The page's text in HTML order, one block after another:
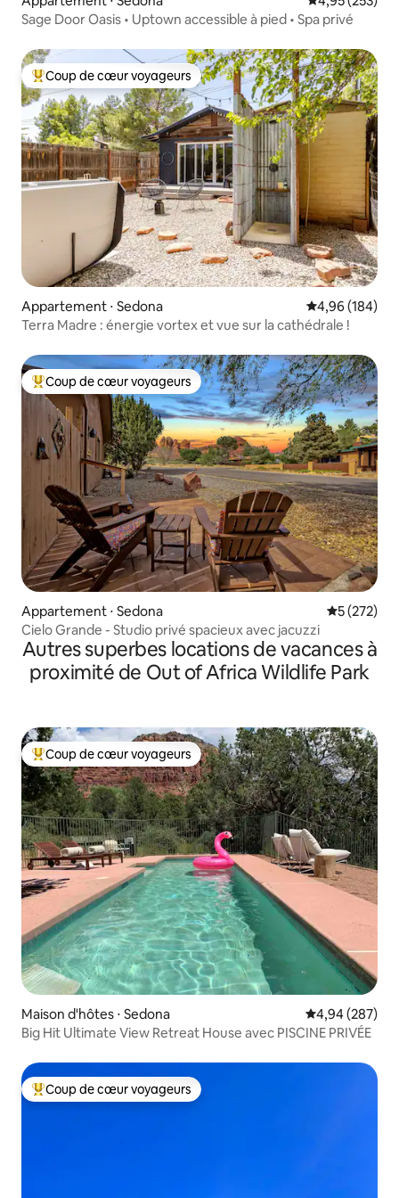
Sage Door Oasis • Uptown accessible à pied • Spa privé
Coups de cœur voyageurs les plus appréciés
Coup de cœur voyageurs
Appartement ⋅ Sedona Évaluation
4,96 (184)
Terra Madre : énergie vortex et vue sur la cathédrale !
Coups de cœur voyageurs les plus appréciés
Coup de cœur voyageurs
Appartement ⋅ Sedona Évaluation
5 (272)
Cielo Grande - Studio privé spacieux avec jacuzzi
Autres superbes locations de vacances à
proximité de Out of Africa Wildlife Park
Coups de cœur voyageurs les plus appréciés
Coup de cœur voyageurs
Maison d'hôtes ⋅ Sedona Évaluation
4,94 (287)
Big Hit Ultimate View Retreat House avec PISCINE PRIVÉE
Coups de cœur voyageurs les plus appréciés
Coup de cœur voyageurs